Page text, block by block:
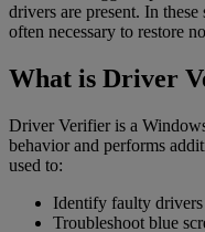
drivers are present. In
often necessary to restore
What is Driver
Driver Verifier is a
behavior and performs
used to:
Identify faulty drivers
Troubleshoot blue